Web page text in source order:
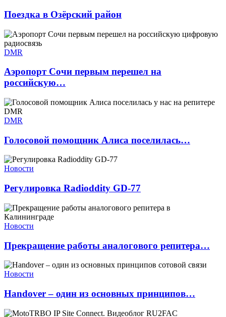
Поездка в Озёрский район
DMR
Аэропорт Сочи первым перешел на
российскую…
DMR
Голосовой помощник Алиса поселилась…
Новости
Регулировка Radioddity GD-77
Новости
Прекращение работы аналогового репитера…
Новости
Handover – один из основных принципов…